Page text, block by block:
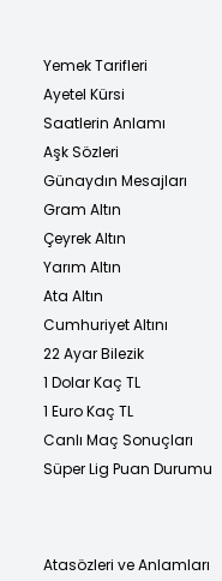
Yemek Tarifleri
Ayetel Kürsi
Saatlerin Anlamı
Aşk Sözleri
Günaydın Mesajları
Gram Altın
Çeyrek Altın
Yarım Altın
Ata Altın
Cumhuriyet Altını
22 Ayar Bilezik
1 Dolar Kaç TL
1 Euro Kaç TL
Canlı Maç Sonuçları
Süper Lig Puan Durumu
Atasözleri ve Anlamları